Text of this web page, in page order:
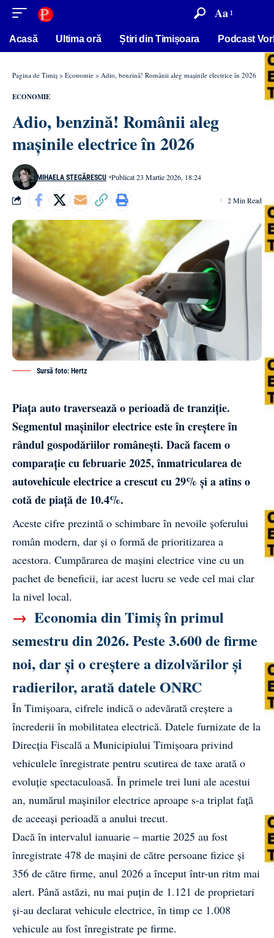
conținut Aa
Acasă Ultima oră Știri din Timișoara Podcast
Pagina de Timiș > Economie > Adio, benzină! Românii aleg mașinile electrice în 2026
ECONOMIE
Adio, benzină! Românii aleg
mașinile electrice în 2026
MIHAELA STEGĂRESCU Publicat 23 Martie 2026, 18:24
2 Min Read
Sursă foto: Hertz
Piața auto traversează o perioadă de tranziție.
Segmentul mașinilor electrice este în creștere în
rândul gospodăriilor românești. Dacă facem o
comparație cu februarie 2025, înmatricularea de
autovehicule electrice a crescut cu 29% și a atins o
cotă de piață de 10.4%.
Aceste cifre prezintă o schimbare în nevoile șoferului
român modern, dar și o formă de prioritizarea a
acestora. Cumpărarea de mașini electrice vine cu un
pachet de beneficii, iar acest lucru se vede cel mai clar
la nivel local.
→ Economia din Timiș în primul
semestru din 2026. Peste 3.600 de firme
noi, dar și o creștere a dizolvărilor și
radierilor, arată datele ONRC
În Timișoara, cifrele indică o adevărată creștere a
încrederii în mobilitatea electrică. Datele furnizate de la
Direcția Fiscală a Municipiului Timișoara privind
vehiculele înregistrate pentru scutirea de taxe arată o
evoluție spectaculoasă. În primele trei luni ale acestui
an, numărul mașinilor electrice aproape s-a triplat față
de aceeași perioadă a anului trecut.
Dacă în intervalul ianuarie – martie 2025 au fost
înregistrate 478 de mașini de către persoane fizice și
356 de către firme, anul 2026 a început într-un ritm mai
alert. Până astăzi, nu mai puțin de 1.121 de proprietari
și-au declarat vehicule electrice, în timp ce 1.008
vehicule au fost înregistrate pe firme.